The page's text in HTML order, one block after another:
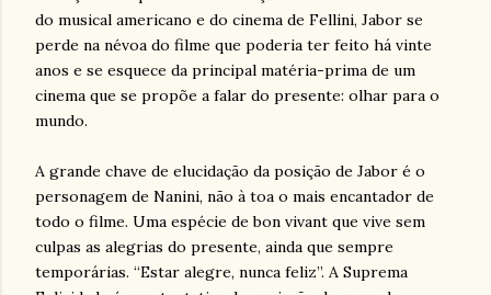
do musical americano e do cinema de Fellini, Jabor se
perde na névoa do filme que poderia ter feito há vinte
anos e se esquece da principal matéria-prima de um
cinema que se propõe a falar do presente: olhar para o
mundo.
A grande chave de elucidação da posição de Jabor é o
personagem de Nanini, não à toa o mais encantador de
todo o filme. Uma espécie de bon vivant que vive sem
culpas as alegrias do presente, ainda que sempre
temporárias. “Estar alegre, nunca feliz”. A Suprema